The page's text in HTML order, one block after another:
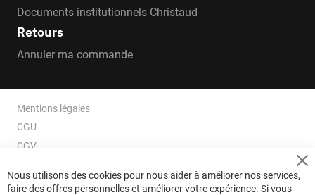
Documents institutionnels Christaud
Retours
Annuler ma commande
Mentions légales
CGU
CGV
Données personnelles
Nous utilisons des cookies pour nous aider à améliorer nos services,
faire des offres personnelles et améliorer votre expérience. Si vous